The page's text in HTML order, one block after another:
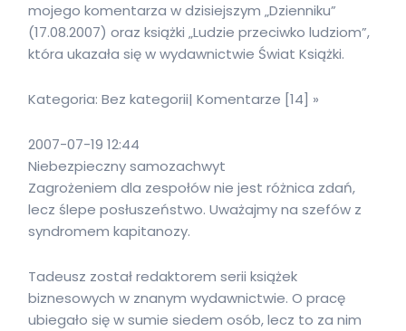
mojego komentarza w dzisiejszym „Dzienniku”
(17.08.2007) oraz książki „Ludzie przeciwko ludziom”,
która ukazała się w wydawnictwie Świat Książki.
Kategoria: Bez kategorii| Komentarze [14] »
2007-07-19 12:44
Niebezpieczny samozachwyt
Zagrożeniem dla zespołów nie jest różnica zdań,
lecz ślepe posłuszeństwo. Uważajmy na szefów z
syndromem kapitanozy.
Tadeusz został redaktorem serii książek
biznesowych w znanym wydawnictwie. O pracę
ubiegało się w sumie siedem osób, lecz to za nim